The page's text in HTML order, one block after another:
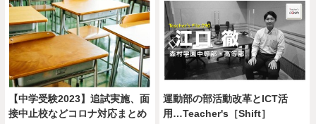
【中学受験2023】追試実施、面
接中止校などコロナ対応まとめ
運動部の部活動改革とICT活
用…Teacher's［Shift］